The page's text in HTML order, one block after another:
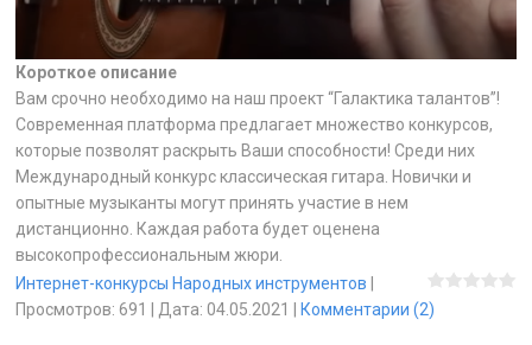
Короткое описание
Вам срочно необходимо на наш проект “Галактика талантов”!
Современная платформа предлагает множество конкурсов,
которые позволят раскрыть Ваши способности! Среди них
Международный конкурс классическая гитара. Новички и
опытные музыканты могут принять участие в нем
дистанционно. Каждая работа будет оценена
высокопрофессиональным жюри.
Интернет-конкурсы Народных инструментов
Просмотров: 691 Дата: 04.05.2021 Комментарии (2)